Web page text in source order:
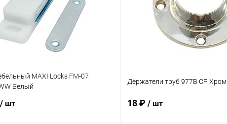
MAXI Locks FM-07
Белый
/ шт
Держатели труб 977B CP Хром
18 ₽ / шт